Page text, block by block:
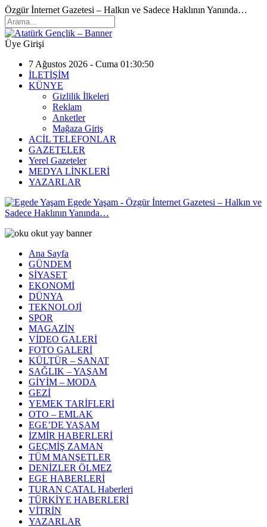
Özgür İnternet Gazetesi – Halkın ve Sadece Haklının Yanında…
Üye Girişi
7 Ağustos 2026 - Cuma 01:30:50
İLETİŞİM
KÜNYE
Gizlilik İlkeleri
Reklam
Anketler
Mağaza Giriş
ACİL TELEFONLAR
GAZETELER
Yerel Gazeteler
MEDYA LİNKLERİ
YAZARLAR
Egede Yaşam - Özgür İnternet Gazetesi – Halkın ve
Sadece Haklının Yanında…
Ana Sayfa
GÜNDEM
SİYASET
EKONOMİ
DÜNYA
TEKNOLOJİ
SPOR
MAGAZİN
VİDEO GALERİ
FOTO GALERİ
KÜLTÜR – SANAT
SAĞLIK – YAŞAM
GİYİM – MODA
GEZİ
YEMEK TARİFLERİ
OTO – EMLAK
EGE’DE YAŞAM
İZMİR HABERLERİ
GEÇMİŞ ZAMAN
TÜM MANŞETLER
DENİZLER ÖLMEZ
EGE HABERLERİ
TURAN ÇATAL Haberleri
TÜRKİYE HABERLERİ
VİTRİN
YAZARLAR